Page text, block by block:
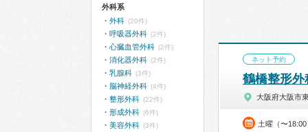
ネット予約
鶴橋整形
大阪府大阪市
土曜（〜18:00
外科系
外科 (20件)
呼吸器外科 (2件)
心臓血管外科 (2件)
消化器外科 (2件)
乳腺科 (3件)
脳神経外科 (4件)
整形外科 (22件)
形成外科 (6件)
美容外科 (3件)